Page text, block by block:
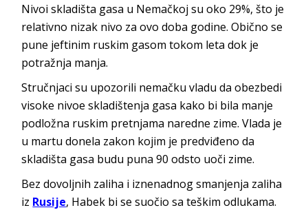
Nivoi skladišta gasa u Nemačkoj su oko 29%, što je
relativno nizak nivo za ovo doba godine. Obično se
pune jeftinim ruskim gasom tokom leta dok je
potražnja manja.
Stručnjaci su upozorili nemačku vladu da obezbedi
visoke nivoe skladištenja gasa kako bi bila manje
podložna ruskim pretnjama naredne zime. Vlada je
u martu donela zakon kojim je predviđeno da
skladišta gasa budu puna 90 odsto uoči zime.
Bez dovoljnih zaliha i iznenadnog smanjenja zaliha
iz Rusije, Habek bi se suočio sa teškim odlukama.